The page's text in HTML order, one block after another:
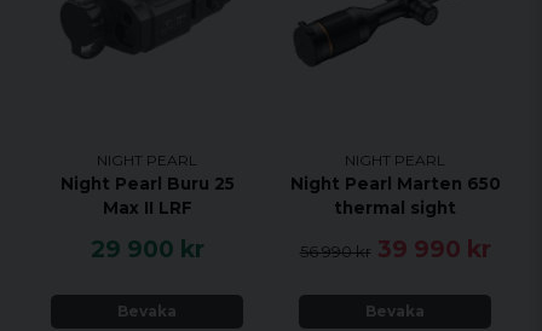
NIGHT PEARL
Night Pearl Buru 25
Max II LRF
29 900 kr
Bevaka
NIGHT PEARL
Night Pearl Marten 650
thermal sight
56 990 kr 39 990 kr
Bevaka